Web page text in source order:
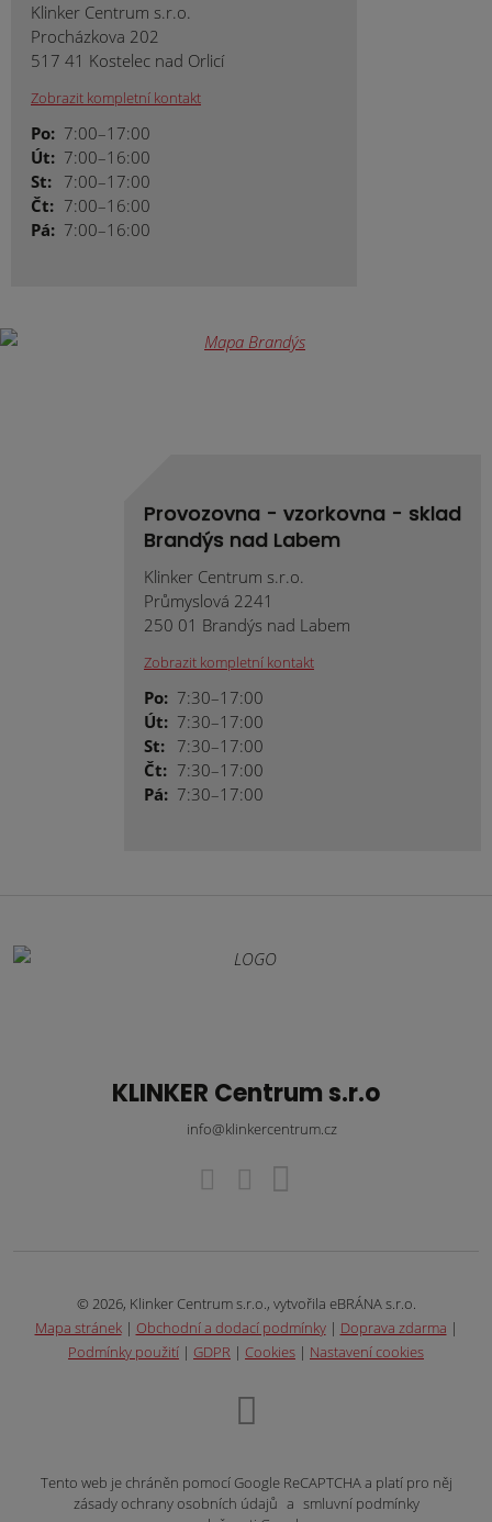
Klinker Centrum s.r.o.
Procházkova 202
517 41 Kostelec nad Orlicí
Zobrazit kompletní kontakt
Po: 7:00–17:00
Út: 7:00–16:00
St: 7:00–17:00
Čt: 7:00–16:00
Pá: 7:00–16:00
Provozovna - vzorkovna - sklad
Brandýs nad Labem
Klinker Centrum s.r.o.
Průmyslová 2241
250 01 Brandýs nad Labem
Zobrazit kompletní kontakt
Po: 7:30–17:00
Út: 7:30–17:00
St: 7:30–17:00
Čt: 7:30–17:00
Pá: 7:30–17:00
KLINKER Centrum s.r.o
info@klinkercentrum.cz
© 2026, Klinker Centrum s.r.o., vytvořila eBRÁNA s.r.o.
Mapa stránek| Obchodní a dodací podmínky| Doprava zdarma |
Podmínky použití | GDPR | Cookies | Nastavení cookies
Tento web je chráněn pomocí Google ReCAPTCHA a platí pro něj
zásady ochrany osobních údajů a smluvní podmínky